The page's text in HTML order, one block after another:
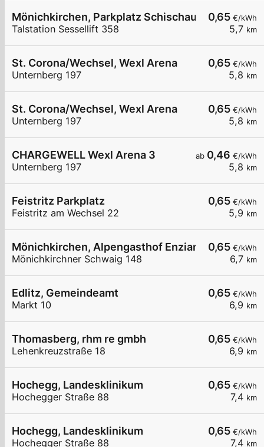
0,65 €/kWh
5,7 km
Mönichkirchen, Parkplatz Schischaukel 2
Talstation Sessellift 358
0,65 €/kWh
5,8 km
St. Corona/Wechsel, Wexl Arena
Unternberg 197
0,65 €/kWh
5,8 km
St. Corona/Wechsel, Wexl Arena
Unternberg 197
ab 0,46 €/kWh
5,8 km
CHARGEWELL Wexl Arena 3
Unternberg 197
0,65 €/kWh
5,9 km
Feistritz Parkplatz
Feistritz am Wechsel 22
0,65 €/kWh
6,7 km
Mönichkirchen, Alpengasthof Enzian
Mönichkirchner Schwaig 148
0,65 €/kWh
6,9 km
Edlitz, Gemeindeamt
Markt 10
0,65 €/kWh
6,9 km
Thomasberg, rhm re gmbh
Lehenkreuzstraße 18
0,65 €/kWh
7,4 km
Hochegg, Landesklinikum
Hochegger Straße 88
0,65 €/kWh
7,4 km
Hochegg, Landesklinikum
Hochegger Straße 88